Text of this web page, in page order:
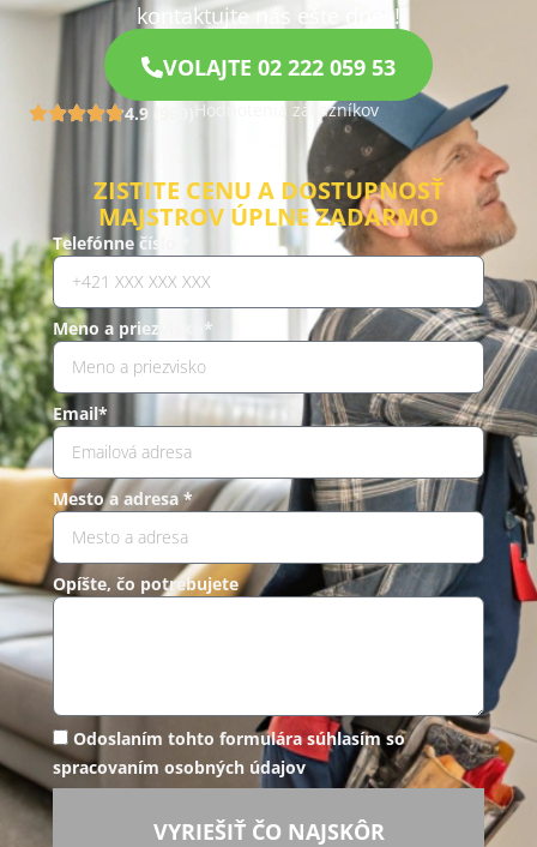
kontaktujte nás ešte dnes!
VOLAJTE 02 222 059 53
4.9 (960) Hodnotenia zákazníkov
ZISTITE CENU A DOSTUPNOSŤ
MAJSTROV ÚPLNE ZADARMO
Telefónne číslo *
Meno a priezvisko*
Email*
Mesto a adresa *
Opíšte, čo potrebujete
Odoslaním tohto formulára súhlasím so
spracovaním osobných údajov
VYRIEŠIŤ ČO NAJSKÔR